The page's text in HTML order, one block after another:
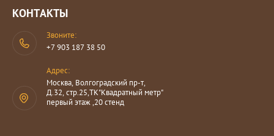
КОНТАКТЫ
Звоните:
+7 903 187 38 50
Адрес:
Москва, Волгоградский пр-т,
Д.32, стр.25,ТК"Квадратный метр"
первый этаж ,20 стенд